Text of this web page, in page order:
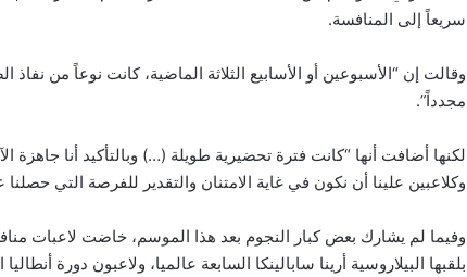
سريعاً إلى المنافسة.
وقالت إن “الأسبوعين أو الأسابيع الثلاثة الماضية، كانت نوعاً من
مجدداً”.
لكنها أضافت أنها “كانت فترة تحضيرية طويلة (…) وبالتأكيد أنا جاهزة
وكلاعبين علينا أن نكون في غاية الامتنان والتقدير للفرصة التي حصلنا
وفيما لم يشارك بعض كبار النجوم بعد هذا الموسم، خاضت لاعبات
بلقبها البيلاروسية أرينا سابالينكا السابعة عالميا، ولاعبون دورة